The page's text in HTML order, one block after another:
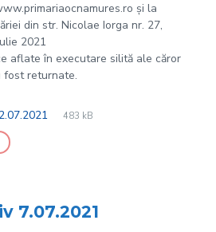
și la
din str. Nicolae Iorga nr. 27,
2021
aflate în executare silită ale căror
fost returnate.
File
pdf
File
483 kB
7.07.2021